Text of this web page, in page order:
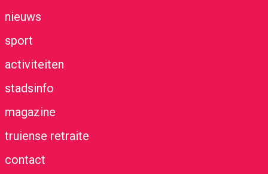
nieuws
sport
activiteiten
stadsinfo
magazine
truiense retraite
contact